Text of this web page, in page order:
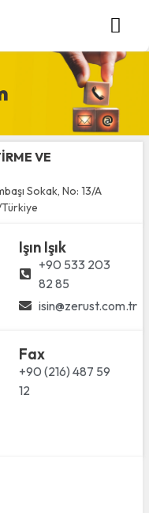
VE
Sokak, No: 13/A
Işın Işık
+90 533 203
82 85
isin@zerust.com.tr
Fax
+90 (216) 487 59
12